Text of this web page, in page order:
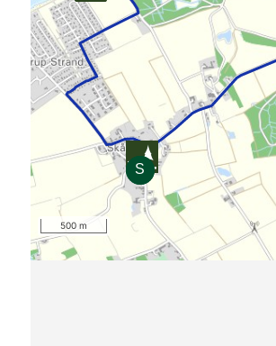
500 m